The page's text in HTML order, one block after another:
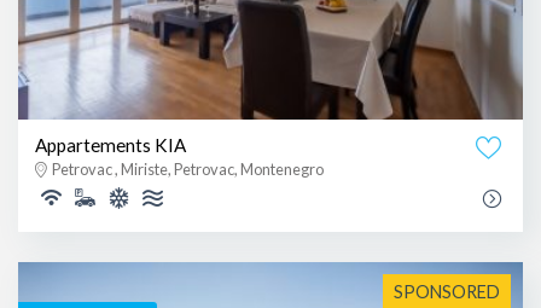
Appartements KIA
Petrovac , Miriste, Petrovac, Montenegro
SPONSORED